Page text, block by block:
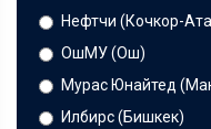
Нефтчи (Кочкор-
ОшМУ (Ош)
Мурас Юнайтед
Илбирс (Бишкек)